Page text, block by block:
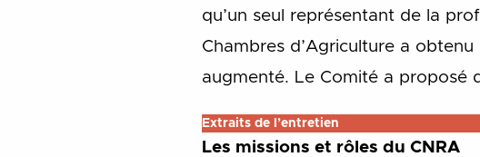
qu’un seul représentant de la
Chambres d’Agriculture a
augmenté. Le Comité a proposé
Extraits de l’entretien
Les missions et rôles du CNRA